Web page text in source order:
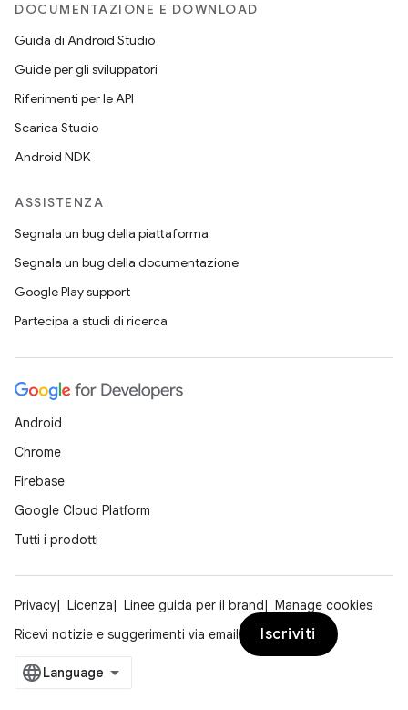
DOCUMENTAZIONE E DOWNLOAD
Guida di Android Studio
Guide per gli sviluppatori
Riferimenti per le API
Scarica Studio
Android NDK
ASSISTENZA
Segnala un bug della piattaforma
Segnala un bug della documentazione
Google Play support
Partecipa a studi di ricerca
Android
Chrome
Firebase
Google Cloud Platform
Tutti i prodotti
Privacy Licenza Linee guida per il brand
Manage cookies
Ricevi notizie e suggerimenti via email
Iscriviti